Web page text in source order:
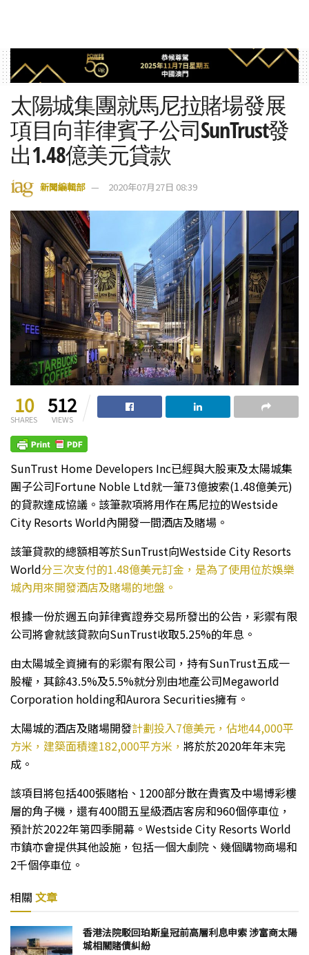
太陽城集團就馬尼拉賭場發展
項目向菲律賓子公司SunTrust發
出1.48億美元貸款
新聞編輯部 2020年07月27日 08:39
10
SHARES
512
VIEWS
SunTrust Home Developers Inc已經與大股東及太陽城集
團子公司Fortune Noble Ltd就一筆73億披索(1.48億美元)
的貸款達成協議。該筆款項將用作在馬尼拉的Westside
City Resorts World內開發一間酒店及賭場。
該筆貸款的總額相等於SunTrust向Westside City Resorts
World分三次支付的1.48億美元訂金，是為了使用位於娛樂
城內用來開發酒店及賭場的地盤。
根據一份於週五向菲律賓證券交易所發出的公告，彩禦有限
公司將會就該貸款向SunTrust收取5.25%的年息。
由太陽城全資擁有的彩禦有限公司，持有SunTrust五成一
股權，其餘43.5%及5.5%就分別由地產公司Megaworld
Corporation holding和Aurora Securities擁有。
太陽城的酒店及賭場開發計劃投入7億美元，佔地44,000平
方米，建築面積達182,000平方米， 將於於2020年年末完
成。
該項目將包括400張賭枱、1200部分散在貴賓及中場博彩樓
層的角子機，還有400間五星級酒店客房和960個停車位，
預計於2022年第四季開幕。Westside City Resorts World
市鎮亦會提供其他設施，包括一個大劇院、幾個購物商場和
2千個停車位。
相關 文章
香港法院駁回珀斯皇冠前高層利息申索 涉富商太陽
城相關賭債糾紛